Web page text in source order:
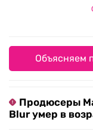
Объясняем
Продюсеры
Blur умер в